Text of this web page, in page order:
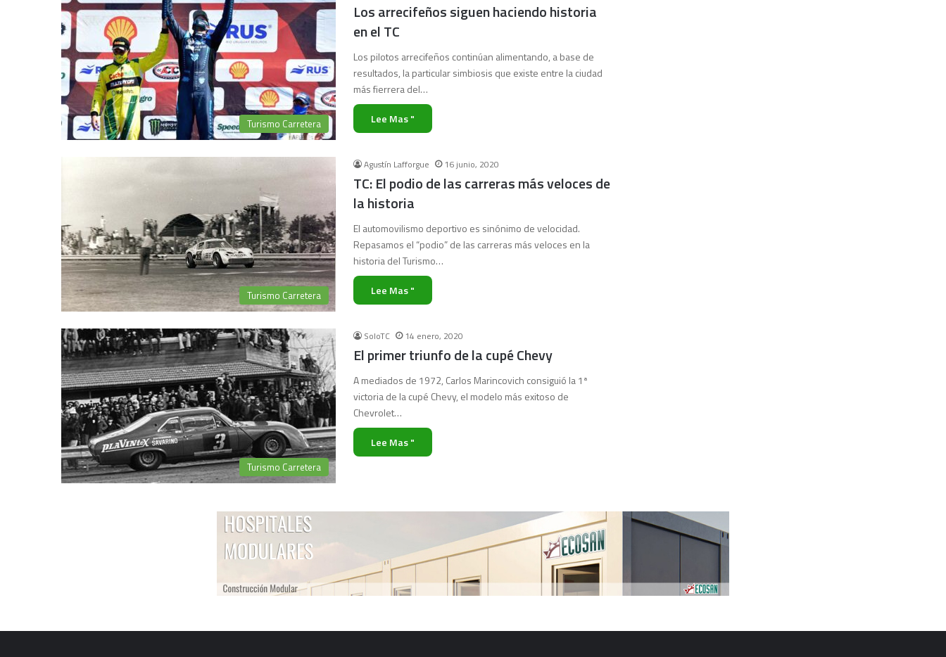
Turismo Carretera
Los arrecifeños siguen haciendo historia
en el TC
Los pilotos arrecifeños continúan alimentando, a base de
resultados, la particular simbiosis que existe entre la ciudad
más fierrera del…
Lee Mas "
Turismo Carretera
Agustín Lafforgue 16 junio, 2020
TC: El podio de las carreras más veloces de
la historia
El automovilismo deportivo es sinónimo de velocidad.
Repasamos el “podio” de las carreras más veloces en la
historia del Turismo…
Lee Mas "
Turismo Carretera
SoloTC 14 enero, 2020
El primer triunfo de la cupé Chevy
A mediados de 1972, Carlos Marincovich consiguió la 1ª
victoria de la cupé Chevy, el modelo más exitoso de
Chevrolet…
Lee Mas "